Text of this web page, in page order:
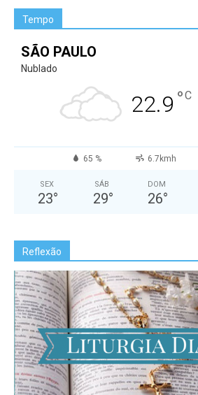
Tempo
SÃO PAULO
Nublado
22.9 °C
65 % 6.7kmh
SEX
23°
SÁB
29°
DOM
26°
Reflexão